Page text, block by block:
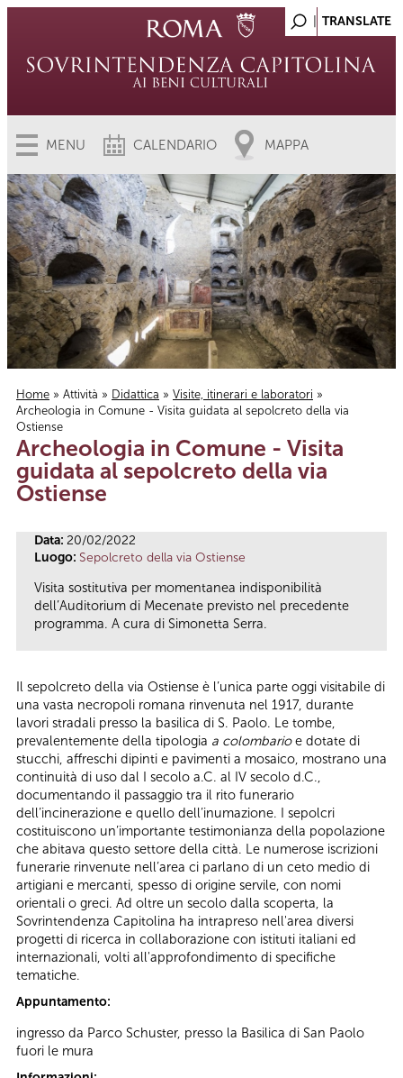
MENU CALENDARIO MAPPA
Tu sei qui
Home » Attività » Didattica » Visite, itinerari e laboratori »
Archeologia in Comune - Visita guidata al sepolcreto della via
Ostiense
Archeologia in Comune - Visita
guidata al sepolcreto della via
Ostiense
Data: 20/02/2022
Luogo: Sepolcreto della via Ostiense
Visita sostitutiva per momentanea indisponibilità
dell’Auditorium di Mecenate previsto nel precedente
programma. A cura di Simonetta Serra.
Il sepolcreto della via Ostiense è l’unica parte oggi visitabile di
una vasta necropoli romana rinvenuta nel 1917, durante
lavori stradali presso la basilica di S. Paolo. Le tombe,
prevalentemente della tipologia a colombarioe dotate di
stucchi, affreschi dipinti e pavimenti a mosaico, mostrano una
continuità di uso dal I secolo a.C. al IV secolo d.C.,
documentando il passaggio tra il rito funerario
dell’incinerazione e quello dell’inumazione. I sepolcri
costituiscono un’importante testimonianza della popolazione
che abitava questo settore della città. Le numerose iscrizioni
funerarie rinvenute nell’area ci parlano di un ceto medio di
artigiani e mercanti, spesso di origine servile, con nomi
orientali o greci. Ad oltre un secolo dalla scoperta, la
Sovrintendenza Capitolina ha intrapreso nell'area diversi
progetti di ricerca in collaborazione con istituti italiani ed
internazionali, volti all'approfondimento di specifiche
tematiche.
Appuntamento:
ingresso da Parco Schuster, presso la Basilica di San Paolo
fuori le mura